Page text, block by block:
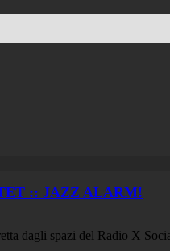
:: JAZZ ALARM!
dagli spazi del Radio X